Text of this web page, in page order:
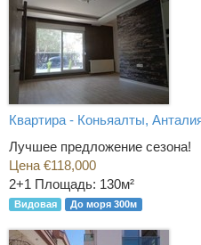
Квартира - Коньяалты,
Лучшее предложение сезона!
Цена €118,000
2+1 Площадь: 130м²
Видовая До моря 300м